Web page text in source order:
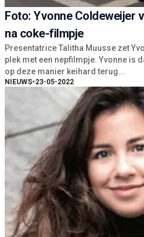
Foto: Yvonne Coldeweijer
na coke-filmpje
Presentatrice Talitha Muusse zet
plek met een nepfilmpje. Yvonne is
op deze manier keihard terug...
NIEUWS•23-05-2022